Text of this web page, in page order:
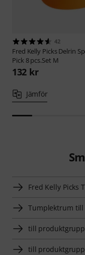
42
Fred Kelly PicksDelrin
Pick 8 pcs.Set M
132 kr
Jämför
Fred Kelly Picks
Tumplektrum till
till
till